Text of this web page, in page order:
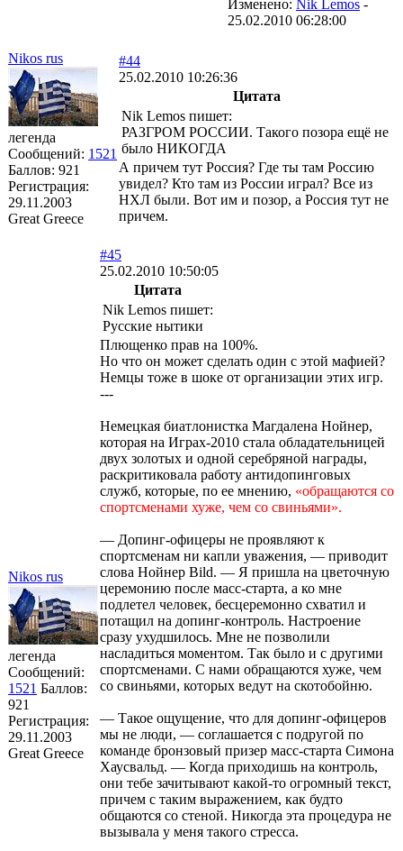
Изменено: Nik Lemos -
25.02.2010 06:28:00
Nikоs rus
легенда
Сообщений: 1521
Баллов: 921
Регистрация:
29.11.2003
Great Greece
#44
25.02.2010 10:26:36
Цитата
Nik Lemos пишет:
РАЗГРОМ РОССИИ. Такого позора ещё не
было НИКОГДА
А причем тут Россия? Где ты там Россию
увидел? Кто там из России играл? Все из
НХЛ были. Вот им и позор, а Россия тут не
причем.
Nikоs rus
легенда
Сообщений:
1521 Баллов:
921
Регистрация:
29.11.2003
Great Greece
#45
25.02.2010 10:50:05
Цитата
Nik Lemos пишет:
Русские нытики
Плющенко прав на 100%.
Но что он может сделать один с этой мафией?
Немцы тоже в шоке от организации этих игр.
---
Немецкая биатлонистка Магдалена Нойнер,
которая на Играх-2010 стала обладательницей
двух золотых и одной серебряной награды,
раскритиковала работу антидопинговых
служб, которые, по ее мнению, «обращаются со
спортсменами хуже, чем со свиньями».
— Допинг-офицеры не проявляют к
спортсменам ни капли уважения, — приводит
слова Нойнер Bild. — Я пришла на цветочную
церемонию после масс-старта, а ко мне
подлетел человек, бесцеремонно схватил и
потащил на допинг-контроль. Настроение
сразу ухудшилось. Мне не позволили
насладиться моментом. Так было и с другими
спортсменами. С нами обращаются хуже, чем
со свиньями, которых ведут на скотобойню.
— Такое ощущение, что для допинг-офицеров
мы не люди, — соглашается с подругой по
команде бронзовый призер масс-старта Симона
Хаусвальд. — Когда приходишь на контроль,
они тебе зачитывают какой-то огромный текст,
причем с таким выражением, как будто
общаются со стеной. Никогда эта процедура не
вызывала у меня такого стресса.